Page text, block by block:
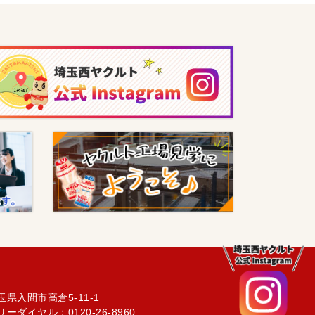
県入間市高倉5-11-1
ーダイヤル：0120-26-8960